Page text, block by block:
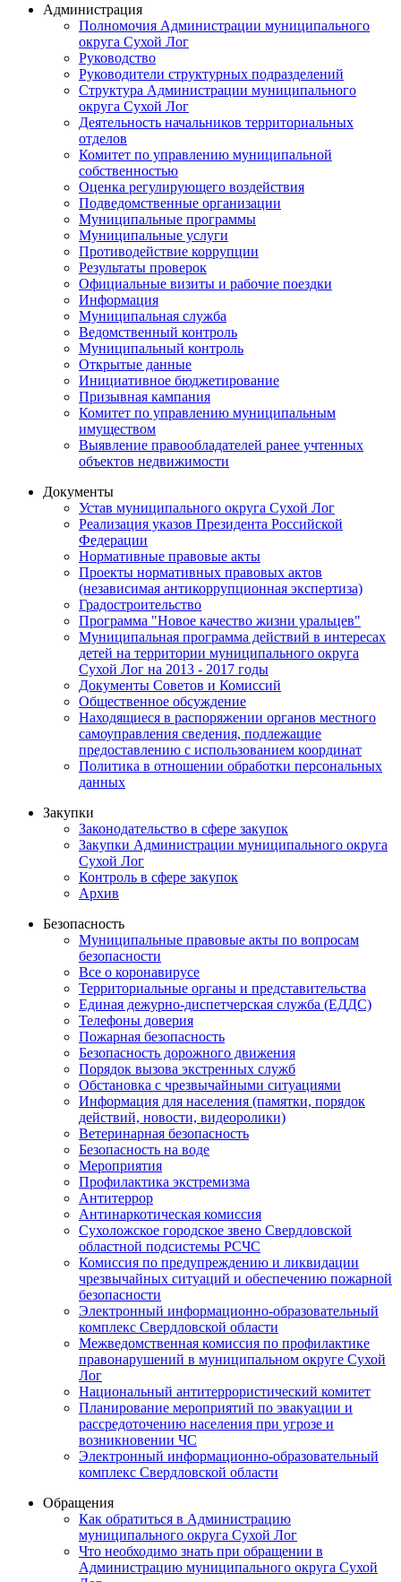
Администрация
Полномочия Администрации муниципального
округа Сухой Лог
Руководство
Руководители структурных подразделений
Структура Администрации муниципального
округа Сухой Лог
Деятельность начальников территориальных
отделов
Комитет по управлению муниципальной
собственностью
Оценка регулирующего воздействия
Подведомственные организации
Муниципальные программы
Муниципальные услуги
Противодействие коррупции
Результаты проверок
Официальные визиты и рабочие поездки
Информация
Муниципальная служба
Ведомственный контроль
Муниципальный контроль
Открытые данные
Инициативное бюджетирование
Призывная кампания
Комитет по управлению муниципальным
имуществом
Выявление правообладателей ранее учтенных
объектов недвижимости
Документы
Устав муниципального округа Сухой Лог
Реализация указов Президента Российской
Федерации
Нормативные правовые акты
Проекты нормативных правовых актов
(независимая антикоррупционная экспертиза)
Градостроительство
Программа "Новое качество жизни уральцев"
Муниципальная программа действий в интересах
детей на территории муниципального округа
Сухой Лог на 2013 - 2017 годы
Документы Советов и Комиссий
Общественное обсуждение
Находящиеся в распоряжении органов местного
самоуправления сведения, подлежащие
предоставлению с использованием координат
Политика в отношении обработки персональных
данных
Закупки
Законодательство в сфере закупок
Закупки Администрации муниципального округа
Сухой Лог
Контроль в сфере закупок
Архив
Безопасность
Муниципальные правовые акты по вопросам
безопасности
Все о коронавирусе
Территориальные органы и представительства
Единая дежурно-диспетчерская служба (ЕДДС)
Телефоны доверия
Пожарная безопасность
Безопасность дорожного движения
Порядок вызова экстренных служб
Обстановка с чрезвычайными ситуациями
Информация для населения (памятки, порядок
действий, новости, видеоролики)
Ветеринарная безопасность
Безопасность на воде
Мероприятия
Профилактика экстремизма
Антитеррор
Антинаркотическая комиссия
Сухоложское городское звено Свердловской
областной подсистемы РСЧС
Комиссия по предупреждению и ликвидации
чрезвычайных ситуаций и обеспечению пожарной
безопасности
Электронный информационно-образовательный
комплекс Cвердловской области
Межведомственная комиссия по профилактике
правонарушений в муниципальном округе Сухой
Лог
Национальный антитеррористический комитет
Планирование мероприятий по эвакуации и
рассредоточению населения при угрозе и
возникновении ЧС
Электронный информационно-образовательный
комплекс Свердловской области
Обращения
Как обратиться в Администрацию
муниципального округа Сухой Лог
Что необходимо знать при обращении в
Администрацию муниципального округа Сухой